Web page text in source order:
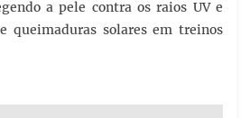
a pele contra os raios UV e
queimaduras solares em treinos